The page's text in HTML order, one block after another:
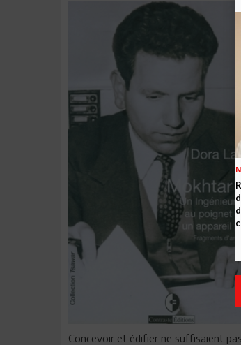
Concevoir et édifier ne suffisaient